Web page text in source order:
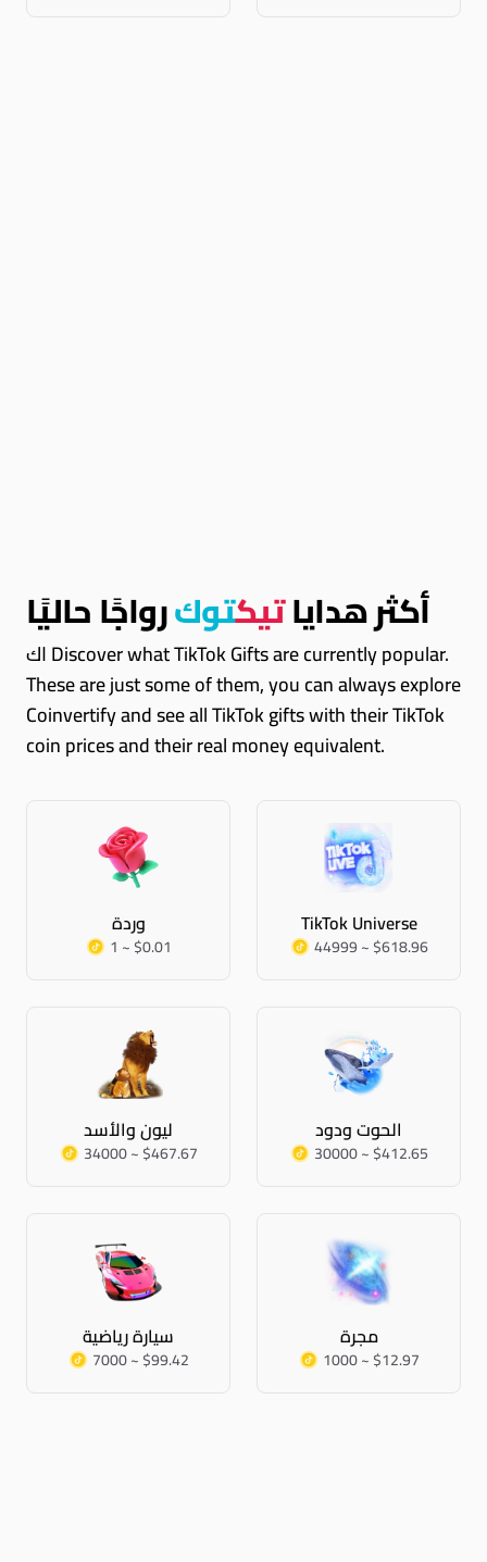
أكثر هداياتيكتوكرواجًا حاليًا
اك Discover what TikTok Gifts are currently popular.
These are just some of them, you can always explore
Coinvertify and see all TikTok gifts with their TikTok
coin prices and their real money equivalent.
وردة
1 ~ $0.01
TikTok Universe
44999 ~ $618.96
ليون والأسد
34000 ~ $467.67
الحوت ودود
30000 ~ $412.65
سيارة رياضية
7000 ~ $99.42
مجرة
1000 ~ $12.97